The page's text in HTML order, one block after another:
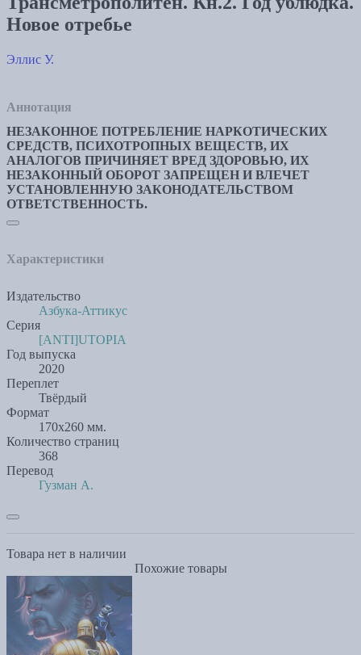
Новое отребье
Эллис У.
Аннотация
НЕЗАКОННОЕ ПОТРЕБЛЕНИЕ НАРКОТИЧЕСКИХ
СРЕДСТВ, ПСИХОТРОПНЫХ ВЕЩЕСТВ, ИХ
АНАЛОГОВ ПРИЧИНЯЕТ ВРЕД ЗДОРОВЬЮ, ИХ
НЕЗАКОННЫЙ ОБОРОТ ЗАПРЕЩЕН И ВЛЕЧЕТ
УСТАНОВЛЕННУЮ ЗАКОНОДАТЕЛЬСТВОМ
ОТВЕТСТВЕННОСТЬ.
Характеристики
Издательство
Азбука-Аттикус
Серия
[ANTI]UTOPIA
Год выпуска
2020
Переплет
Твёрдый
Формат
170х260 мм.
Количество страниц
368
Перевод
Гузман А.
Товара нет в наличии
Похожие товары